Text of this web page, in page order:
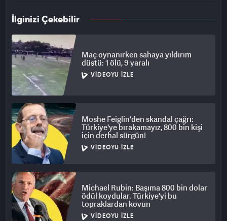
İlginizi Çekebilir
Maç oynanırken sahaya yıldırım
düştü: 1 ölü, 9 yaralı
VIDEOYU İZLE
Moshe Feiglin'den skandal çağrı:
Türkiye'ye bırakamayız, 800 bin kişi
için derhal sürgün!
VIDEOYU İZLE
Michael Rubin: Başıma 800 bin dolar
ödül koydular. Türkiye'yi bu
topraklardan kovun
VIDEOYU İZLE